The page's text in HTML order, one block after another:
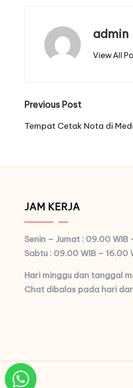
admin
View All
Post
navigation
Previous Post
Tempat Cetak Nota di
JAM KERJA
Senin – Jumat : 09.00 WIB
Sabtu : 09.00 WIB – 16.00
Hari minggu dan tanggal
Chat dibalas pada hari